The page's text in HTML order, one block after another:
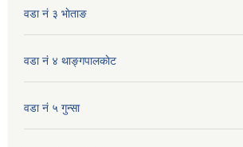
वडा नं ३ भाेताङ
वडा नं ४ थाङ्गपालकाेट
वडा नं ५ गुन्सा